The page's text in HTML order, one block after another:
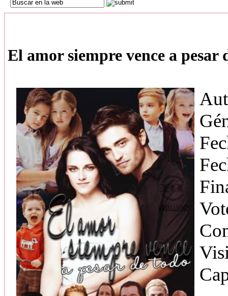
El amor siempre vence a pesar